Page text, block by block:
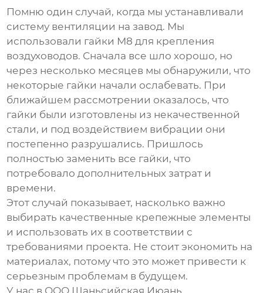
Помню один случай, когда мы устанавливали
систему вентиляции на завод. Мы
использовали гайки М8 для крепления
воздуховодов. Сначала все шло хорошо, но
через несколько месяцев мы обнаружили, что
некоторые гайки начали ослабевать. При
ближайшем рассмотрении оказалось, что
гайки были изготовлены из некачественной
стали, и под воздействием вибрации они
постепенно разрушались. Пришлось
полностью заменить все гайки, что
потребовало дополнительных затрат и
времени.
Этот случай показывает, насколько важно
выбирать качественные крепежные элементы
и использовать их в соответствии с
требованиями проекта. Не стоит экономить на
материалах, потому что это может привести к
серьезным проблемам в будущем.
У нас в ООО Шаньсийская Июань